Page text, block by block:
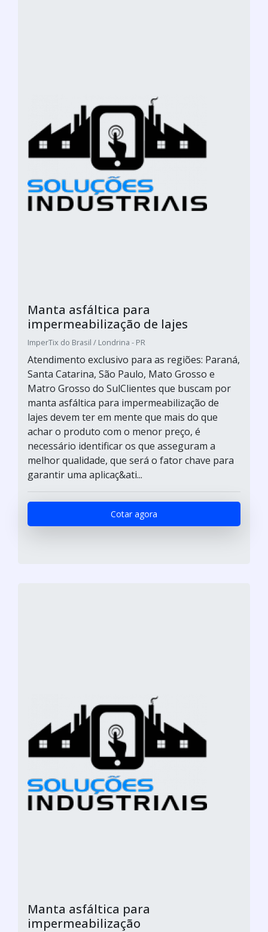
Manta asfáltica para
impermeabilização de lajes
ImperTix do Brasil / Londrina - PR
Atendimento exclusivo para as regiões: Paraná,
Santa Catarina, São Paulo, Mato Grosso e
Matro Grosso do SulClientes que buscam por
manta asfáltica para impermeabilização de
lajes devem ter em mente que mais do que
achar o produto com o menor preço, é
necessário identificar os que asseguram a
melhor qualidade, que será o fator chave para
garantir uma aplicaç&ati...
Cotar agora
Manta asfáltica para
impermeabilização